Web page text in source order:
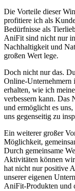
Die Vorteile dieser⁣
profitiere ich ​als
Bedürfnisse ​als
‌AniFit​ sind​ nicht nur
Nachhaltigkeit und
großen⁢ Wert lege.
Doch nicht ‌nur das.
Online-
erhalten, wie ich
verbessern kann. Das​
und ermöglicht ⁣es
uns gegenseitig zu
Ein weiterer‍ großer
Möglichkeit,
Durch gemeinsame⁤
Aktivitäten können
hat ⁣nicht ⁢nur‌ positive
unserer eigenen
AniFit-Produkten und